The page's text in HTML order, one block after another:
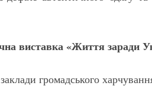
виставка «Життя заради
громадського